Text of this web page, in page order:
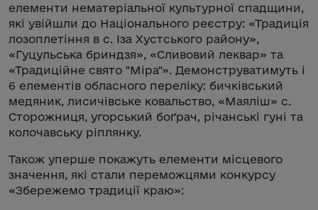
елементи нематеріальної культурної спадщини,
які увійшли до Національного реєстру: «Традиція
лозоплетіння в с. Іза Хустського району»,
«Гуцульська бриндзя», «Сливовий леквар» та
«Традиційне свято "Міра"». Демонструватимуть і
6 елементів обласного переліку: бичківський
медяник, лисичівське ковальство, «Маяліш» с.
Сторожниця, угорський боґрач, річанські гуні та
колочавську ріплянку.
Також уперше покажуть елементи місцевого
значення, які стали переможцями конкурсу
«Збережемо традиції краю»: